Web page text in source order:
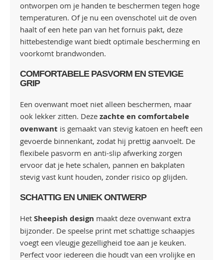
ontworpen om je handen te beschermen tegen hoge
temperaturen. Of je nu een ovenschotel uit de oven
haalt of een hete pan van het fornuis pakt, deze
hittebestendige want biedt optimale bescherming en
voorkomt brandwonden.
COMFORTABELE PASVORM EN STEVIGE
GRIP
Een ovenwant moet niet alleen beschermen, maar
ook lekker zitten. Deze zachte en comfortabele
ovenwant is gemaakt van stevig katoen en heeft een
gevoerde binnenkant, zodat hij prettig aanvoelt. De
flexibele pasvorm en anti-slip afwerking zorgen
ervoor dat je hete schalen, pannen en bakplaten
stevig vast kunt houden, zonder risico op glijden.
SCHATTIG EN UNIEK ONTWERP
Het Sheepish design maakt deze ovenwant extra
bijzonder. De speelse print met schattige schaapjes
voegt een vleugje gezelligheid toe aan je keuken.
Perfect voor iedereen die houdt van een vrolijke en